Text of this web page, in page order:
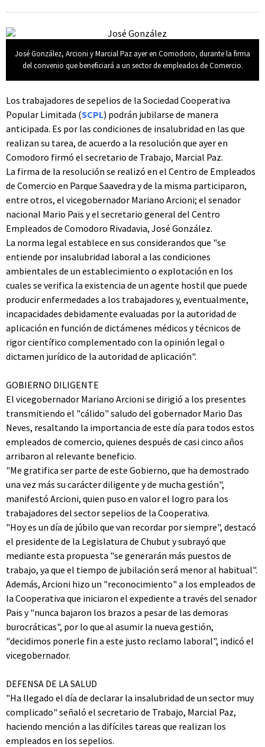
José González, Arcioni y Marcial Paz ayer en Comodoro, durante la firma
del convenio que beneficiará a un sector de empleados de Comercio.
Los trabajadores de sepelios de la Sociedad Cooperativa
Popular Limitada (SCPL) podrán jubilarse de manera
anticipada. Es por las condiciones de insalubridad en las que
realizan su tarea, de acuerdo a la resolución que ayer en
Comodoro firmó el secretario de Trabajo, Marcial Paz.
La firma de la resolución se realizó en el Centro de Empleados
de Comercio en Parque Saavedra y de la misma participaron,
entre otros, el vicegobernador Mariano Arcioni; el senador
nacional Mario Pais y el secretario general del Centro
Empleados de Comodoro Rivadavia, José González.
La norma legal establece en sus considerandos que "se
entiende por insalubridad laboral a las condiciones
ambientales de un establecimiento o explotación en los
cuales se verifica la existencia de un agente hostil que puede
producir enfermedades a los trabajadores y, eventualmente,
incapacidades debidamente evaluadas por la autoridad de
aplicación en función de dictámenes médicos y técnicos de
rigor científico complementado con la opinión legal o
dictamen jurídico de la autoridad de aplicación".
GOBIERNO DILIGENTE
El vicegobernador Mariano Arcioni se dirigió a los presentes
transmitiendo el "cálido" saludo del gobernador Mario Das
Neves, resaltando la importancia de este día para todos estos
empleados de comercio, quienes después de casi cinco años
arribaron al relevante beneficio.
"Me gratifica ser parte de este Gobierno, que ha demostrado
una vez más su carácter diligente y de mucha gestión",
manifestó Arcioni, quien puso en valor el logro para los
trabajadores del sector sepelios de la Cooperativa.
"Hoy es un día de júbilo que van recordar por siempre", destacó
el presidente de la Legislatura de Chubut y subrayó que
mediante esta propuesta "se generarán más puestos de
trabajo, ya que el tiempo de jubilación será menor al habitual".
Además, Arcioni hizo un "reconocimiento" a los empleados de
la Cooperativa que iniciaron el expediente a través del senador
Pais y "nunca bajaron los brazos a pesar de las demoras
burocráticas", por lo que al asumir la nueva gestión,
"decidimos ponerle fin a este justo reclamo laboral", indicó el
vicegobernador.
DEFENSA DE LA SALUD
"Ha llegado el día de declarar la insalubridad de un sector muy
complicado" señaló el secretario de Trabajo, Marcial Paz,
haciendo mención a las difíciles tareas que realizan los
empleados en los sepelios.